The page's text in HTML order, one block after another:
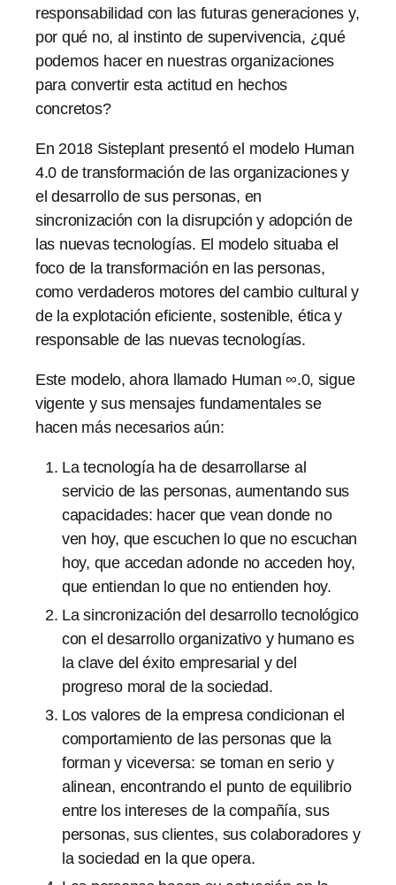
responsabilidad con las futuras generaciones y,
por qué no, al instinto de supervivencia, ¿qué
podemos hacer en nuestras organizaciones
para convertir esta actitud en hechos
concretos?
En 2018 Sisteplant presentó el modelo Human
4.0 de transformación de las organizaciones y
el desarrollo de sus personas, en
sincronización con la disrupción y adopción de
las nuevas tecnologías. El modelo situaba el
foco de la transformación en las personas,
como verdaderos motores del cambio cultural y
de la explotación eficiente, sostenible, ética y
responsable de las nuevas tecnologías.
Este modelo, ahora llamado Human ∞.0, sigue
vigente y sus mensajes fundamentales se
hacen más necesarios aún:
La tecnología ha de desarrollarse al
servicio de las personas, aumentando sus
capacidades: hacer que vean donde no
ven hoy, que escuchen lo que no escuchan
hoy, que accedan adonde no acceden hoy,
que entiendan lo que no entienden hoy.
La sincronización del desarrollo tecnológico
con el desarrollo organizativo y humano es
la clave del éxito empresarial y del
progreso moral de la sociedad.
Los valores de la empresa condicionan el
comportamiento de las personas que la
forman y viceversa: se toman en serio y
alinean, encontrando el punto de equilibrio
entre los intereses de la compañía, sus
personas, sus clientes, sus colaboradores y
la sociedad en la que opera.